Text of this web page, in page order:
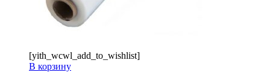
[yith_wcwl_add_to_wishlist]
В корзину